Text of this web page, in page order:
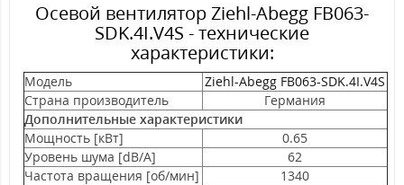
Осевой вентилятор Ziehl-Abegg FB063-
SDK.4I.V4S - технические
характеристики:
Модель
Ziehl-Abegg FB063-SDK.4I.V4S
Страна производитель
Германия
Дополнительные характеристики
Мощность [кВт]
0.65
Уровень шума [dB/A]
62
Частота вращения [об/мин]
1340